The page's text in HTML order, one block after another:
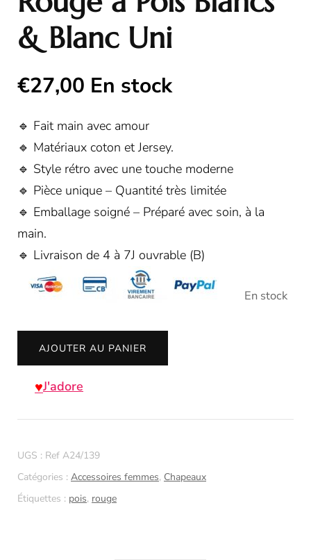
& Blanc Uni
€27,00 En stock
🔹 Fait main avec amour
🔹 Matériaux coton et Jersey.
🔹 Style rétro avec une touche moderne
🔹 Pièce unique – Quantité très limitée
🔹 Emballage soigné – Préparé avec soin, à la
main.
🔹 Livraison de 4 à 7J ouvrable (B)
En stock
quantité
Rétro
Jersey
–
Rouge
AJOUTER AU PANIER
J'adore
UGS : Ref A24/139
Catégories : Accessoires femmes, Chapeaux
Étiquettes : pois, rouge